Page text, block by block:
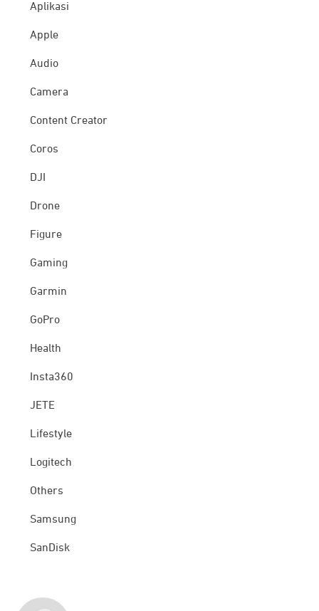
Aplikasi
Apple
Audio
Camera
Content Creator
Coros
DJI
Drone
Figure
Gaming
Garmin
GoPro
Health
Insta360
JETE
Lifestyle
Logitech
Others
Samsung
SanDisk